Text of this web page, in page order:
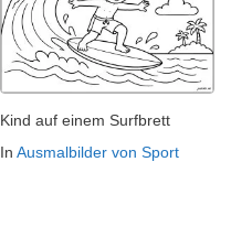
Kind auf einem Surfbrett
In Ausmalbilder von Sport